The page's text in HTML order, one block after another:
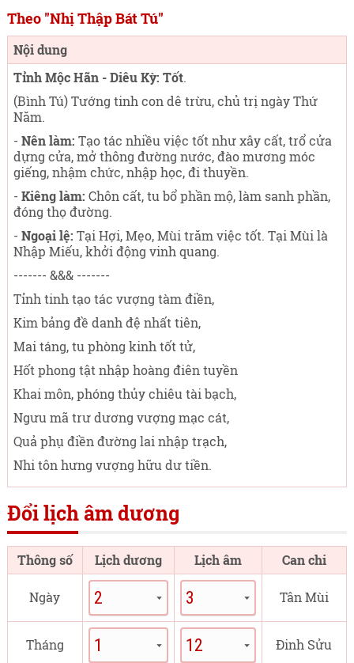
Theo "Nhị Thập Bát Tú"
Nội dung
Tỉnh Mộc Hãn - Diêu Kỳ: Tốt.
(Bình Tú) Tướng tinh con dê trừu, chủ trị ngày Thứ
Năm.
- Nên làm: Tạo tác nhiều việc tốt như xây cất, trổ cửa
dựng cửa, mở thông đường nước, đào mương móc
giếng, nhậm chức, nhập học, đi thuyền.
- Kiêng làm: Chôn cất, tu bổ phần mộ, làm sanh phần,
đóng thọ đường.
- Ngoại lệ: Tại Hợi, Mẹo, Mùi trăm việc tốt. Tại Mùi là
Nhập Miếu, khởi động vinh quang.
------- &&& -------
Tỉnh tinh tạo tác vượng tàm điền,
Kim bảng đề danh đệ nhất tiên,
Mai táng, tu phòng kinh tốt tử,
Hốt phong tật nhập hoàng điên tuyền
Khai môn, phóng thủy chiêu tài bạch,
Ngưu mã trư dương vượng mạc cát,
Quả phụ điền đường lai nhập trạch,
Nhi tôn hưng vượng hữu dư tiền.
Đổi lịch âm dương
Thông số Lịch dương Lịch âm Can chi
Ngày Tân Mùi
Tháng Đinh Sửu